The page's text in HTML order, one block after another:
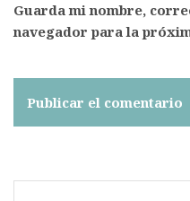
Guarda mi nombre,
navegador para la